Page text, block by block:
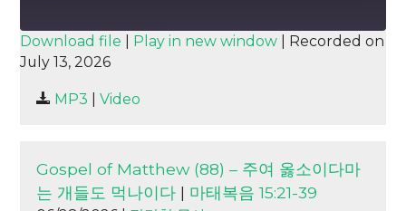
SUBSCRIBE SHARE
SHARE
LINK
Download file Play in new window
Recorded on
July 13, 2026
MP3 Video
Gospel of Matthew (88) – 주여 옳소이다마
는 개들도 먹나이다 | 마태복음 15:21-39